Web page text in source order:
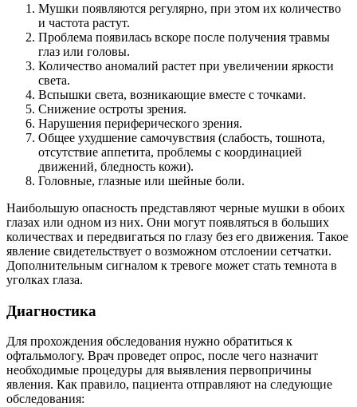
Мушки появляются регулярно, при этом их количество
и частота растут.
Проблема появилась вскоре после получения травмы
глаз или головы.
Количество аномалий растет при увеличении яркости
света.
Вспышки света, возникающие вместе с точками.
Снижение остроты зрения.
Нарушения периферического зрения.
Общее ухудшение самочувствия (слабость, тошнота,
отсутствие аппетита, проблемы с координацией
движений, бледность кожи).
Головные, глазные или шейные боли.
Наибольшую опасность представляют черные мушки в обоих
глазах или одном из них. Они могут появляться в больших
количествах и передвигаться по глазу без его движения. Такое
явление свидетельствует о возможном отслоении сетчатки.
Дополнительным сигналом к тревоге может стать темнота в
уголках глаза.
Диагностика
Для прохождения обследования нужно обратиться к
офтальмологу. Врач проведет опрос, после чего назначит
необходимые процедуры для выявления первопричины
явления. Как правило, пациента отправляют на следующие
обследования: